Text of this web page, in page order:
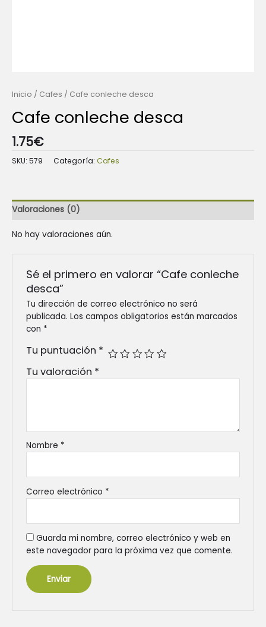
Inicio / Cafes / Cafe conleche desca
Cafe conleche desca
1.75€
SKU: 579 Categoría: Cafes
Valoraciones (0)
No hay valoraciones aún.
Sé el primero en valorar “Cafe conleche
desca”
Tu dirección de correo electrónico no será
publicada. Los campos obligatorios están marcados
con *
Tu puntuación *
Tu valoración *
Nombre *
Correo electrónico *
Guarda mi nombre, correo electrónico y web en
este navegador para la próxima vez que comente.